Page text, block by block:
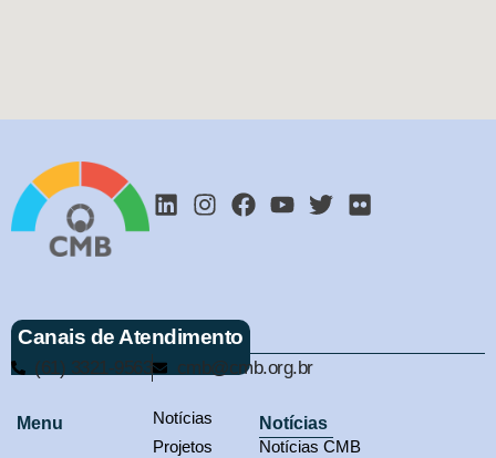
Canais de Atendimento
(61) 3321-9563 cmb@cmb.org.br
Menu
Notícias
Projetos
Notícias
Notícias CMB